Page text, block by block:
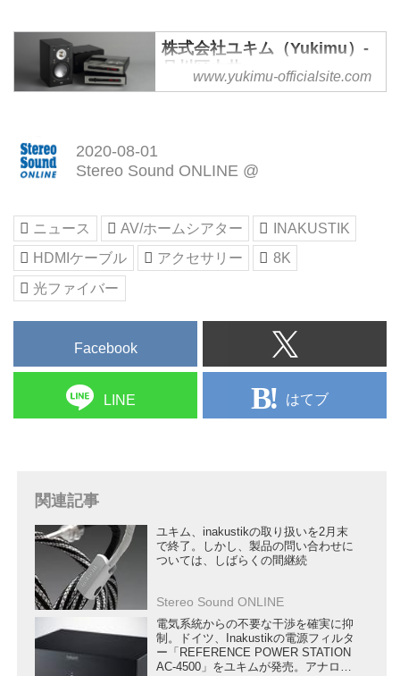
株式会社ユキム（Yukimu）-
品川区大井-
心豊かな生活環境の中になくては
んな大切な音楽と真摯に向き合え
ています。 誰もがいつでも浸透
力ある音楽で空間を満たすことが
できるように、私たちが紹介する
います。その無駄のない合理的な
造り込みが、いつまでもモノとし
ての価値を失わない大きな理由で
www.yukimu-officialsite.com
2020-08-01
Stereo Sound ONLINE @
ニュース AV/ホームシアター
INAKUSTIK
HDMIケーブル
アクセサリー
8K
光ファイバー
Facebook
LINE はてブ
関連記事
ユキム、inakustikの取り扱いを2月末
で終了。しかし、製品の問い合わせに
ついては、しばらくの間継続
Stereo Sound ONLINE
電気系統からの不要な干渉を確実に抑
制。ドイツ、Inakustikの電源フィルタ
ー「REFERENCE POWER STATION
AC-4500」をユキムが発売。アナログ